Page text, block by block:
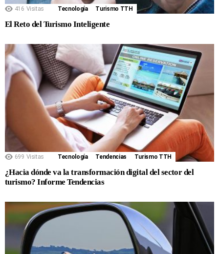
416 Visitas Tecnología Turismo TTH
El Reto del Turismo Inteligente
699 Visitas Tecnología Tendencias Turismo TTH
¿Hacia dónde va la transformación digital del sector del
turismo? Informe Tendencias